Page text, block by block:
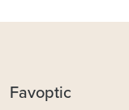
Favoptic